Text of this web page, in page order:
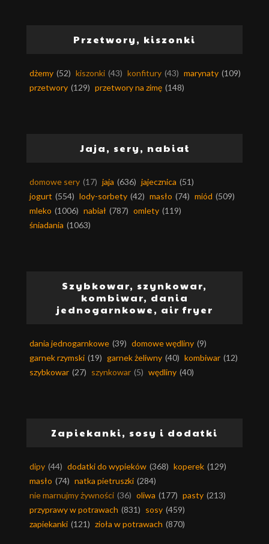
Przetwory, kiszonki
dżemy (52) kiszonki (43) konfitury (43) marynaty (109)
przetwory (129) przetwory na zimę (148)
Jaja, sery, nabiał
domowe sery (17) jaja (636) jajecznica (51)
jogurt (554) lody-sorbety (42) masło (74) miód (509)
mleko (1006) nabiał (787) omlety (119)
śniadania (1063)
Szybkowar, szynkowar,
kombiwar, dania
jednogarnkowe, air fryer
dania jednogarnkowe (39) domowe wędliny (9)
garnek rzymski (19) garnek żeliwny (40) kombiwar (12)
szybkowar (27) szynkowar (5) wędliny (40)
Zapiekanki, sosy i dodatki
dipy (44) dodatki do wypieków (368) koperek (129)
masło (74) natka pietruszki (284)
nie marnujmy żywności (36) oliwa (177) pasty (213)
przyprawy w potrawach (831) sosy (459)
zapiekanki (121) zioła w potrawach (870)